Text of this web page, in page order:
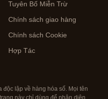
Tuyên Bố Miễn Trừ
Chính sách giao hàng
Chính sách Cookie
Hợp Tác
độc lập về hàng hóa số. Mọi tên
này chỉ dùng để nhận diện